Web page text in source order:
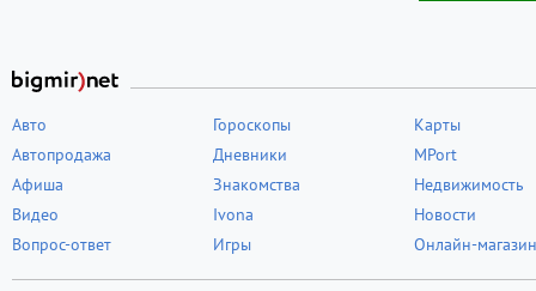
Авто
Автопродажа
Афиша
Видео
Вопрос-ответ
Гороскопы
Дневники
Знакомства
Ivona
Игры
Карты
MPort
Недвижимость
Новости
Онлайн-магазин